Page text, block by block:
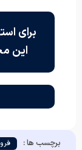
برای
این
برچسب ها :